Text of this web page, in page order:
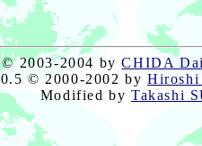
© 2003-2004 byCHIDA
© 2000-2002 by
Modified by Takashi